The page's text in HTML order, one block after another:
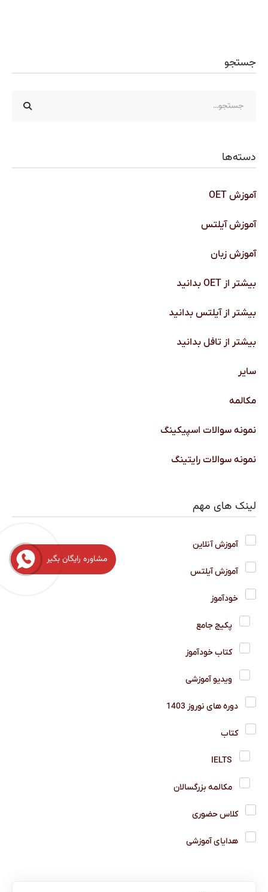
جستجو
دسته‌ها
آموزش OET
آموزش آیلتس
آموزش زبان
بیشتر از OET بدانید
بیشتر از آیلتس بدانید
بیشتر از تافل بدانید
سایر
مکالمه
نمونه سوالات اسپیکینگ
نمونه سوالات رایتینگ
لینک های مهم
آموزش آنلاین
آموزش آیلتس
خودآموز
پکیج جامع
کتاب خودآموز
ویدیو آموزشی
دوره های نوروز 1403
کتاب
IELTS
مکالمه بزرگسالان
کلاس حضوری
هدایای آموزشی
مشاوره رایگان بگیر